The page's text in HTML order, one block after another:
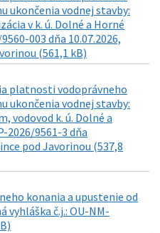
ukončenia vodnej stavby:
v k. ú. Dolné a Horné
003 dňa 10.07.2026,
(561,1 kB)
platnosti vodoprávneho
ukončenia vodnej stavby:
vodovod k. ú. Dolné a
2026/9561-3 dňa
pod Javorinou (537,8
konania a upustenie od
vyhláška č.j.: OU-NM-